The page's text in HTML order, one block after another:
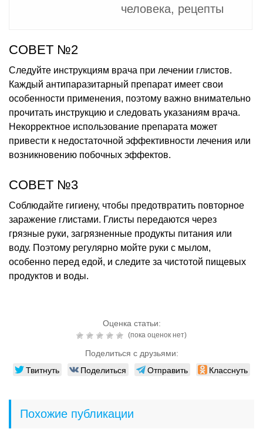
человека, рецепты
СОВЕТ №2
Следуйте инструкциям врача при лечении глистов.
Каждый антипаразитарный препарат имеет свои
особенности применения, поэтому важно внимательно
прочитать инструкцию и следовать указаниям врача.
Некорректное использование препарата может
привести к недостаточной эффективности лечения или
возникновению побочных эффектов.
СОВЕТ №3
Соблюдайте гигиену, чтобы предотвратить повторное
заражение глистами. Глисты передаются через
грязные руки, загрязненные продукты питания или
воду. Поэтому регулярно мойте руки с мылом,
особенно перед едой, и следите за чистотой пищевых
продуктов и воды.
Оценка статьи:
(пока оценок нет)
Поделиться с друзьями:
Твитнуть Поделиться Отправить Класснуть
Похожие публикации